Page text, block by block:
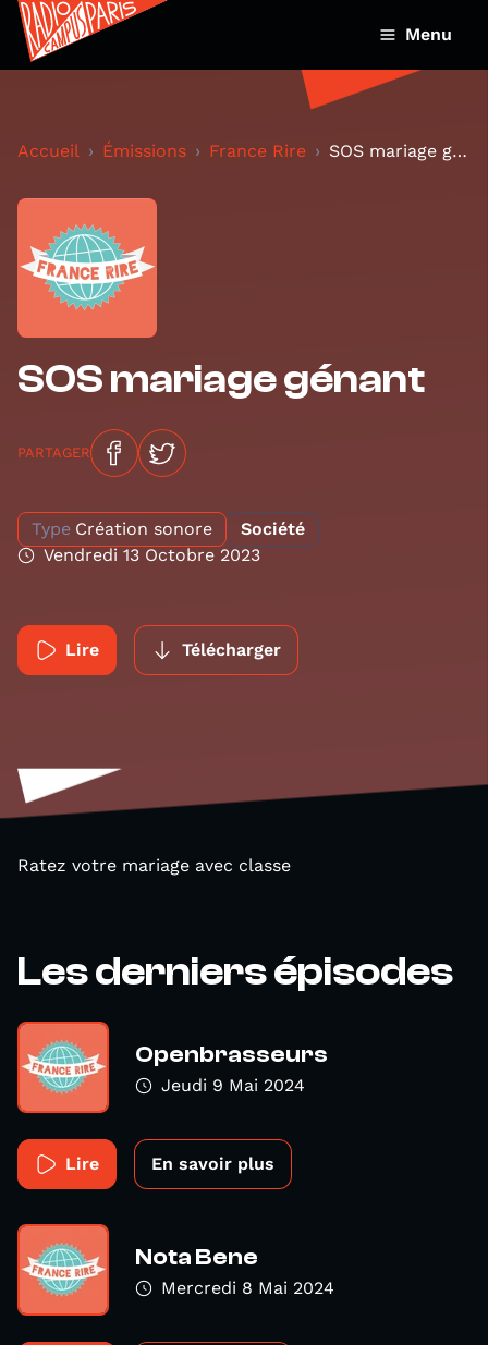
Menu
Accueil Émissions France Rire SOS mariage génant
SOS mariage génant
PARTAGER
Type Création sonore
Société
Vendredi 13 Octobre 2023
Lire Télécharger
Ratez votre mariage avec classe
Les derniers épisodes
Openbrasseurs
Jeudi 9 Mai 2024
Lire En savoir plus
Nota Bene
Mercredi 8 Mai 2024